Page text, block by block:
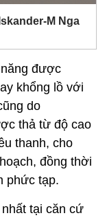
M Nga
được
khổng lồ với
do
thả từ độ cao
thanh, cho
đồng thời
phức tạp.
tại căn cứ